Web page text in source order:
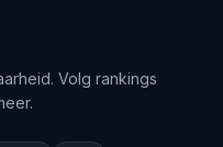
Volg rankings